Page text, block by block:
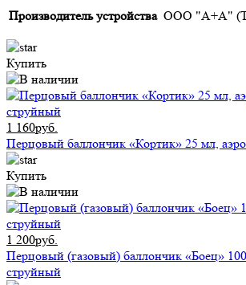
Производитель устройства ООО "А+А"
Купить
1 160руб.
Перцовый баллончик «Кортик» 25 мл,
Купить
1 200руб.
Перцовый (газовый) баллончик «Боец»
струйный